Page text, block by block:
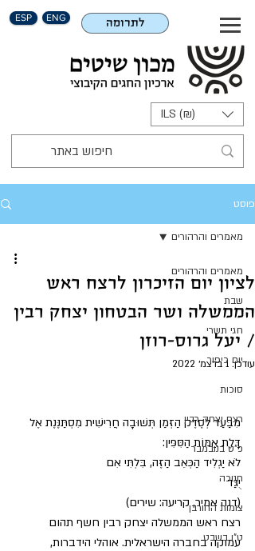
ESP ENG לתרומה
ILS (₪)
פוסט
מאמרים והרהורים
שבת
חגי תשרי
יום כיפור
סוכות
רצח יצחק רבין
כ"ט בנובמבר
חנוכה
צומות החורבן
ט"ו בשבט
מאמרים והרהורים
לציון יום הזיכרון לרצח ראש
הממשלה ושר הבטחון יצחק רבין
/ יעל גרוס-רוזן
עודכן: 1 בדצמ׳ 2022
מִבַּעַד לְסֶדֶק הַזְּמַן תְּשׁוּבָה חֲרִישִׁית מִסְתַּנֶּנֶת אֶל
דָּלֶת אַמּוֹת הַסִּפִּין:
לֹא יַגְלִיד הַכְּאֵב הַזֶּה, בִּלְתִּי אִם
יֻגַּד
(דנה אמיר, קריעה: שירים)
רצח ראש הממשלה יצחק רבין חשף תהום
עמוקה בחברה הישראלית. אוהלי הידברות,